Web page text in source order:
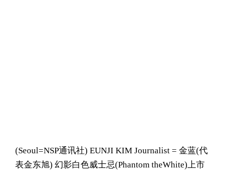
(Seoul= NSP通讯社) EUNJI KIM Journalist = 金蓝(代
表金东旭) 幻影白色威士忌(Phantom theWhite)上市